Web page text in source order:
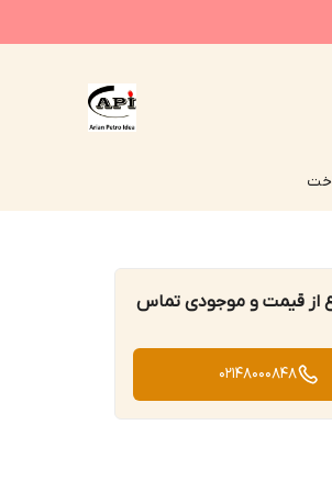
از قیمت و موجودی تماس
02148000848